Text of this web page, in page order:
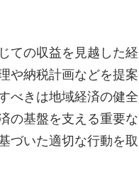
ての収益を見越した経
や納税計画などを提案
べきは地域経済の健全
の基盤を支える重要な
づいた適切な行動を取